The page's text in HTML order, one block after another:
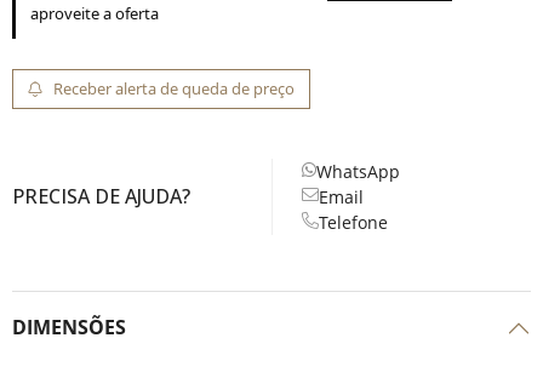
aproveite a oferta
Receber alerta de queda de preço
PRECISA DE AJUDA?
WhatsApp
Email
Telefone
DIMENSÕES